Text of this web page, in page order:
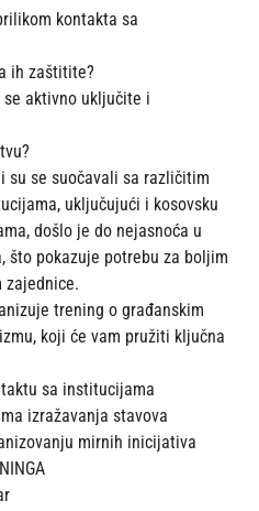
kontakta sa
ih zaštitite?
aktivno uključite i
su se suočavali sa različitim
uključujući i kosovsku
došlo je do nejasnoća u
što pokazuje potrebu za boljim
zajednice.
trening o građanskim
koji će vam pružiti ključna
sa institucijama
izražavanja stavova
mirnih inicijativa